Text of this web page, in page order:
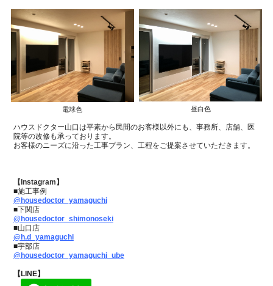
電球色 昼白色
ハウスドクター山口は平素から民間のお客様以外にも、事務所、店舗、医
院等の改修も承っております。
お客様のニーズに沿った工事プラン、工程をご提案させていただきます。
【Instagram】
■施工事例
@housedoctor_yamaguchi
■下関店
@housedoctor_shimonoseki
■山口店
@h.d_yamaguchi
■宇部店
@housedoctor_yamaguchi_ube
【LINE】